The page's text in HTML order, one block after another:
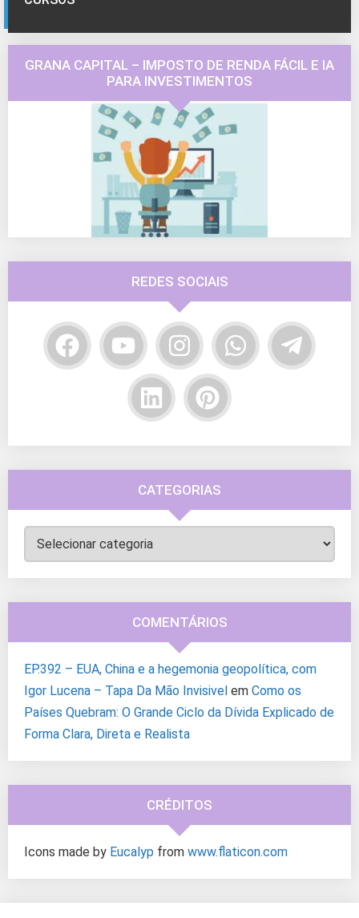
GRANA CAPITAL – IMPOSTO DE RENDA FÁCIL E IA
PARA INVESTIMENTOS
REDES SOCIAIS
CATEGORIAS
Categorias
COMENTÁRIOS
EP.392 – EUA, China e a hegemonia geopolítica, com
Igor Lucena – Tapa Da Mão Invisivel em Como os
Países Quebram: O Grande Ciclo da Dívida Explicado de
Forma Clara, Direta e Realista
CRÉDITOS
Icons made by Eucalyp from www.flaticon.com